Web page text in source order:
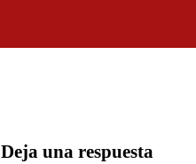
Deja una respuesta